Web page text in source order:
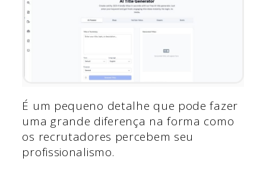
É um pequeno detalhe que pode fazer
uma grande diferença na forma como
os recrutadores percebem seu
profissionalismo.